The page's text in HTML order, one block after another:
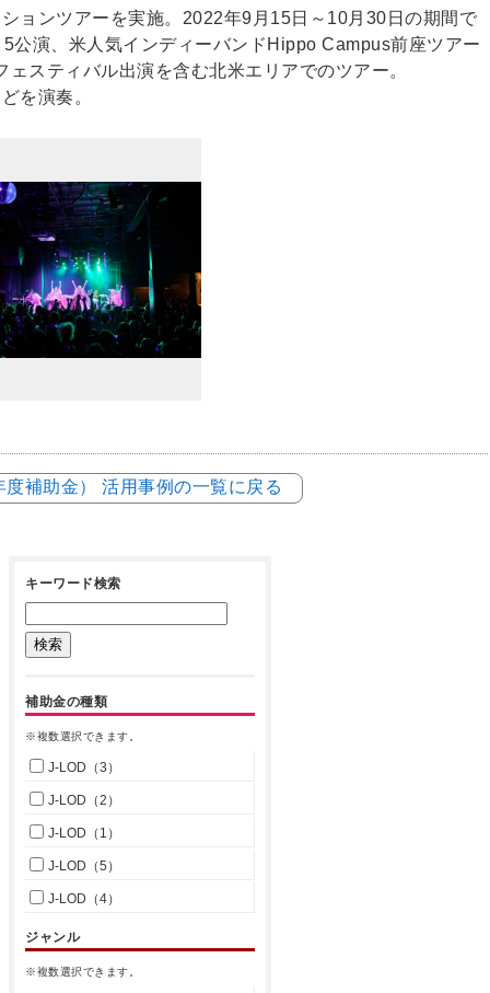
ョンツアーを実施。2022年9月15日～10月30日の期間で
公演、米人気インディーバンドHippo Campus前座ツアー
スティバル出演を含む北米エリアでのツアー。
を演奏。
補助金） 活用事例の一覧に戻る
キーワード検索
補助金の種類
※複数選択できます。
J-LOD（3）
J-LOD（2）
J-LOD（1）
J-LOD（5）
J-LOD（4）
ジャンル
※複数選択できます。